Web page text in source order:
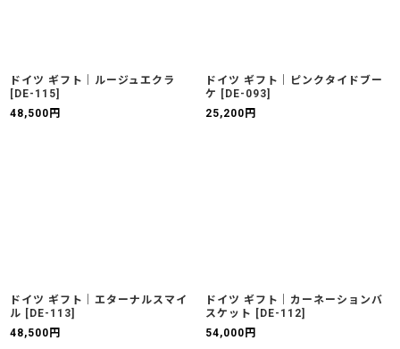
ドイツ ギフト｜ルージュエクラ
[ DE-115]
48,500 円
ドイツ ギフト｜ピンクタイドブー
ケ
[ DE-093]
25,200 円
ドイツ ギフト｜エターナルスマイ
ル [ DE-113]
48,500 円
ドイツ ギフト｜カーネーションバ
スケット
[ DE-112]
54,000 円